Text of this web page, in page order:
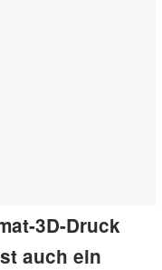
3D-Druck
auch ein